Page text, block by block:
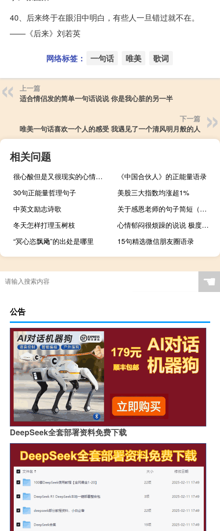
40、后来终于在眼泪中明白，有些人一旦错过就不在。
——《后来》刘若英
网络标签： 一句话 唯美 歌词
上一篇
适合情侣发的简单一句话说说 你是我心脏的另一半
下一篇
唯美一句话喜欢一个人的感受 我遇见了一个清风明月般的人
相关问题
很心酸但是又很现实的心情说说 人的一生都有一些说不出的秘密
《中国合伙人》的正能量语录
30句正能量哲理句子
美股三大指数均涨超1%
中英文励志诗歌
关于感恩老师的句子简短（关于感恩老师的句子）
冬天怎样打理玉树枝
心情郁闷很烦躁的说说 极度不开心的微信说说
“冥心恣飘飏”的出处是哪里
15句精选微信朋友圈语录
☚
公告
DeepSeek全套部署资料免费下载